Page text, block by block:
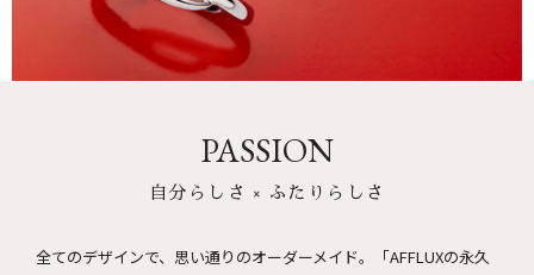
PASSION
自分らしさ × ふたりらしさ
全てのデザインで、思い通りのオーダーメイド。
「AFFLUXの永久